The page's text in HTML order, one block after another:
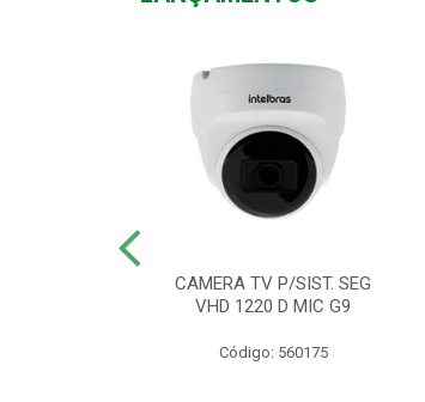
CAMERA TV P/SIST. SEG
VHD 1220 D MIC G9
Código: 560175